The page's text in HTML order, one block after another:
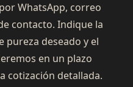
WhatsApp, correo
contacto. Indique la
pureza deseado y el
en un plazo
cotización detallada.